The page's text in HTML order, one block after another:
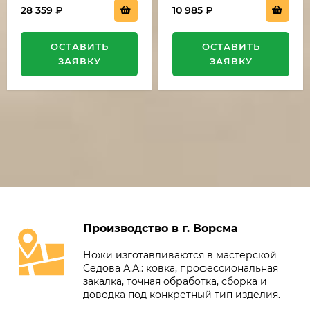
28 359 ₽
ОСТАВИТЬ
ЗАЯВКУ
10 985 ₽
ОСТАВИТЬ
ЗАЯВКУ
Производство в г. Ворсма
Ножи изготавливаются в мастерской
Седова А.А.: ковка, профессиональная
закалка, точная обработка, сборка и
доводка под конкретный тип изделия.